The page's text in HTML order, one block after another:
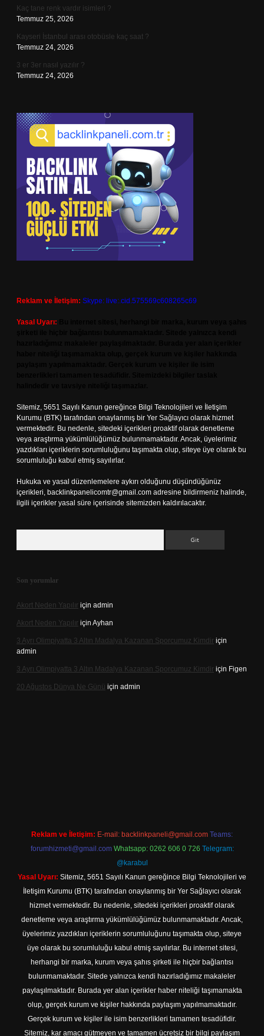
Kaç tane renk vardır isimleri ?
Temmuz 25, 2026
Kayseri İstanbul arası otobüsle kaç saat ?
Temmuz 24, 2026
3 er 3er nasıl yazılır ?
Temmuz 24, 2026
Reklam ve İletişim: Skype: live:.cid.575569c608265c69
Yasal Uyarı:
Sitemiz, 5651 Sayılı Kanun gereğince Bilgi Teknolojileri ve İletişim
Kurumu (BTK) tarafından onaylanmış bir Yer Sağlayıcı olarak hizmet
vermektedir. Bu nedenle, sitedeki içerikleri proaktif olarak denetleme
veya araştırma yükümlülüğümüz bulunmamaktadır. Ancak, üyelerimiz
yazdıkları içeriklerin sorumluluğunu taşımakta olup, siteye üye olarak bu
sorumluluğu kabul etmiş sayılırlar.
Hukuka ve yasal düzenlemelere aykırı olduğunu düşündüğünüz
içerikleri, backlinkpanelicomtr@gmail.com adresine bildirmeniz halinde,
ilgili içerikler yasal süre içerisinde sitemizden kaldırılacaktır.
Son yorumlar
Akort Neden Yapılır için admin
Akort Neden Yapılır için Ayhan
3 Ayrı Olimpiyatta 3 Altın Madalya Kazanan Sporcumuz Kimdir için
admin
3 Ayrı Olimpiyatta 3 Altın Madalya Kazanan Sporcumuz Kimdir için Figen
20 Ağustos Dünya Ne Günü için admin
Reklam ve İletişim: E-mail: backlinkpaneli@gmail.com Teams:
forumhizmeti@gmail.com Whatsapp: 0262 606 0 726 Telegram:
@karabul
Yasal Uyarı: Sitemiz, 5651 Sayılı Kanun gereğince Bilgi Teknolojileri ve
İletişim Kurumu (BTK) tarafından onaylanmış bir Yer Sağlayıcı olarak
hizmet vermektedir. Bu nedenle, sitedeki içerikleri proaktif olarak
denetleme veya araştırma yükümlülüğümüz bulunmamaktadır. Ancak,
üyelerimiz yazdıkları içeriklerin sorumluluğunu taşımakta olup, siteye
üye olarak bu sorumluluğu kabul etmiş sayılırlar. Bu internet sitesi,
herhangi bir marka, kurum veya şahıs şirketi ile hiçbir bağlantısı
bulunmamaktadır. Sitede yalnızca kendi hazırladığımız makaleler
paylaşılmaktadır. Burada yer alan içerikler haber niteliği taşımamakta
olup, gerçek kurum ve kişiler hakkında paylaşım yapılmamaktadır.
Gerçek kurum ve kişiler ile isim benzerlikleri tamamen tesadüfidir.
Sitemiz, kar amacı gütmeyen ve tamamen ücretsiz bir bilgi paylaşım